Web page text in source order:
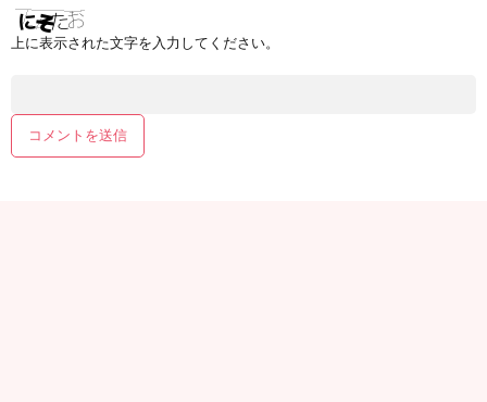
上に表示された文字を入力してください。